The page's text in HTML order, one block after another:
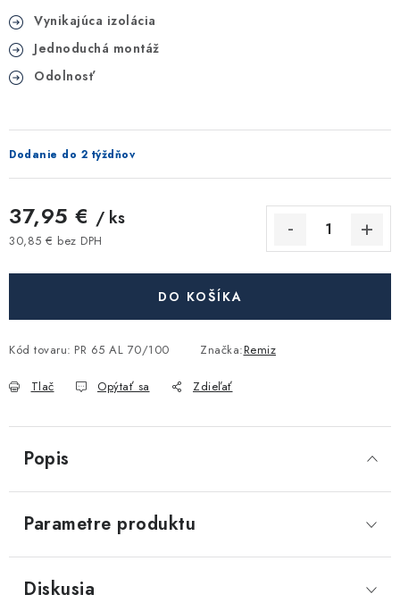
Vetranie a rekuperácia
Kúpeľňa a sanita
Akcie, Zľavy
Kontakty Poštovné a doprava
Reklamačné podmienky
Podmienky ochrany osobných údajov
Obchodné podmienky požičovne náradia
Vynikajúca izolácia
Jednoduchá montáž
Odolnosť
Dodanie do 2 týždňov
37,95 € / ks
30,85 € bez DPH
DO KOŠÍKA
Kód tovaru: PR 65 AL 70/100 Značka:Remiz
Tlač Opýtať sa Zdieľať
Popis
Parametre produktu
Diskusia